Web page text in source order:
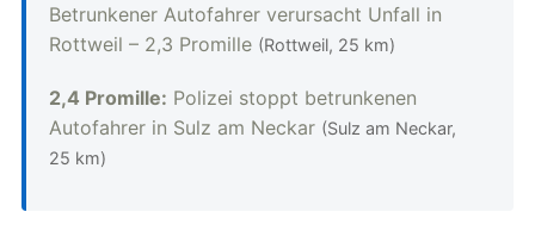
Betrunkener Autofahrer verursacht Unfall in
Rottweil – 2,3 Promille (Rottweil, 25 km)
2,4 Promille: Polizei stoppt betrunkenen
Autofahrer in Sulz am Neckar (Sulz am Neckar,
25 km)